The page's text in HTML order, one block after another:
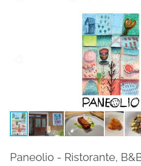
Paneolio - Ristorante,